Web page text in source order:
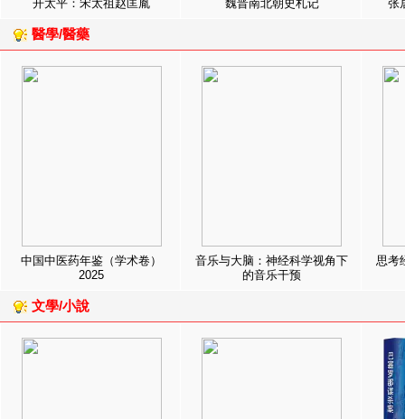
开太平：宋太祖赵匡胤 魏晋南北朝史札记 张
醫學/醫藥
中国中医药年鉴（学术卷）
2025
音乐与大脑：神经科学视角下
的音乐干预
思考
文學/小說